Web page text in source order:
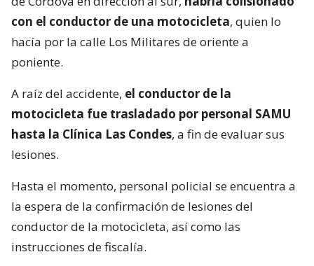
con el conductor de una motocicleta, quien lo
hacía por la calle Los Militares de oriente a
poniente.
A raíz del accidente, el conductor de la
motocicleta fue trasladado por personal SAMU
hasta la Clínica Las Condes, a fin de evaluar sus
lesiones.
Hasta el momento, personal policial se encuentra a
la espera de la confirmación de lesiones del
conductor de la motocicleta, así como las
instrucciones de fiscalía.